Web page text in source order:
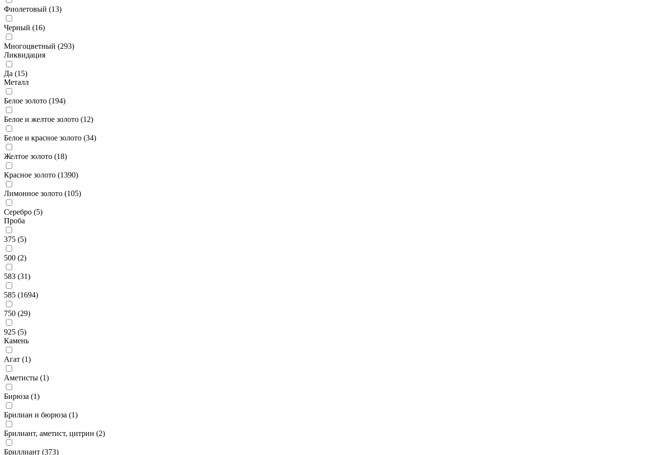
Фиолетовый (13)
Черный (16)
Многоцветный (293)
Ликвидация
Да (15)
Металл
Белое золото (194)
Белое и желтое золото (12)
Белое и красное золото (34)
Желтое золото (18)
Красное золото (1390)
Лимонное золото (105)
Серебро (5)
Проба
375 (5)
500 (2)
583 (31)
585 (1694)
750 (29)
925 (5)
Камень
Агат (1)
Аметисты (1)
Бирюза (1)
Брилиан и бюрюза (1)
Брилиант, аметист, цитрин (2)
Бриллиант (373)